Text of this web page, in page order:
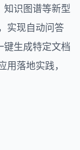
知识图谱等新型
实现自动问答
键生成特定文档
落地实践，